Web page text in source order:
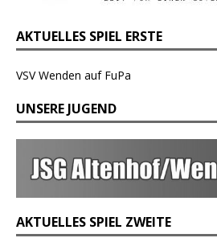
AKTUELLES SPIEL ERSTE
VSV Wenden auf FuPa
UNSERE JUGEND
AKTUELLES SPIEL ZWEITE